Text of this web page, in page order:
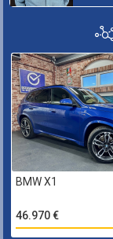
BMW X1
46.970 €